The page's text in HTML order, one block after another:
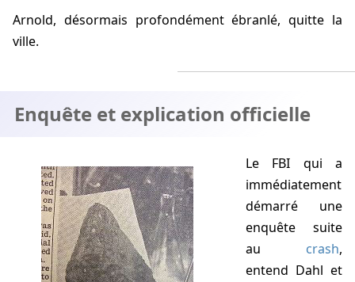
Arnold, désormais profondément ébranlé, quitte la
ville.
Enquête et explication officielle
Le FBI qui a
immédiatement
démarré une
enquête suite
au crash,
entend Dahl et